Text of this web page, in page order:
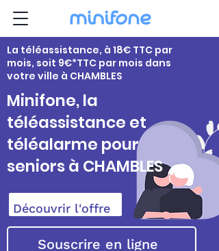
La téléassistance, à 18€ TTC par
mois, soit 9€*TTC par mois dans
votre ville à CHAMBLES
Minifone, la
téléassistance et
téléalarme pour
seniors à CHAMBLES
Découvrir l'offre
Souscrire en ligne